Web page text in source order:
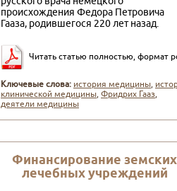
происхождения Федора Петровича
Гааза, родившегося 220 лет назад.
Читать статью полностью, формат
Ключевые слова: история медицины,
клинической медицины,Фридрих Гааз,
деятели медицины
Финансирование земских
лечебных учреждений